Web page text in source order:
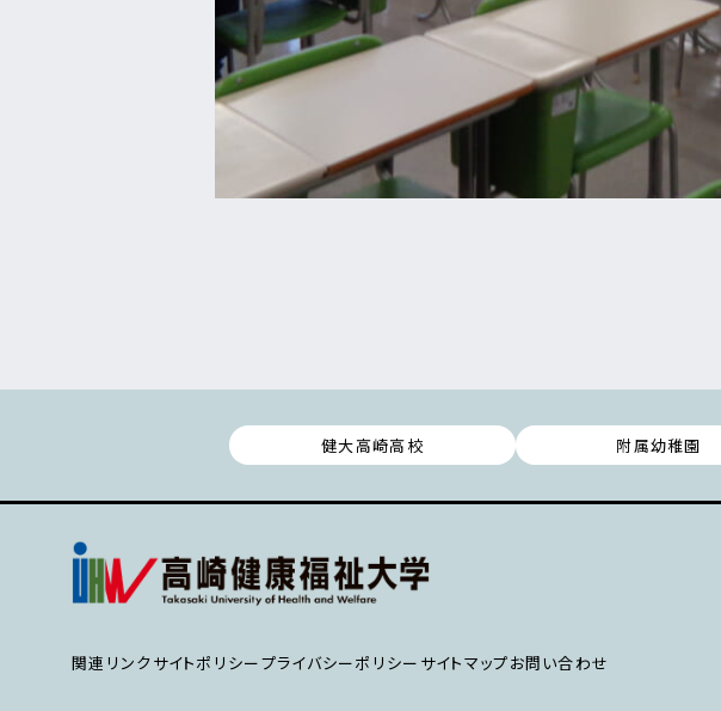
健大高崎高校 附属幼稚園
関連リンクサイトポリシープライバシーポリシー サイトマップお問い合わせ